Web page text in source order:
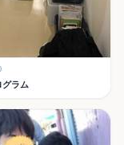
ラム